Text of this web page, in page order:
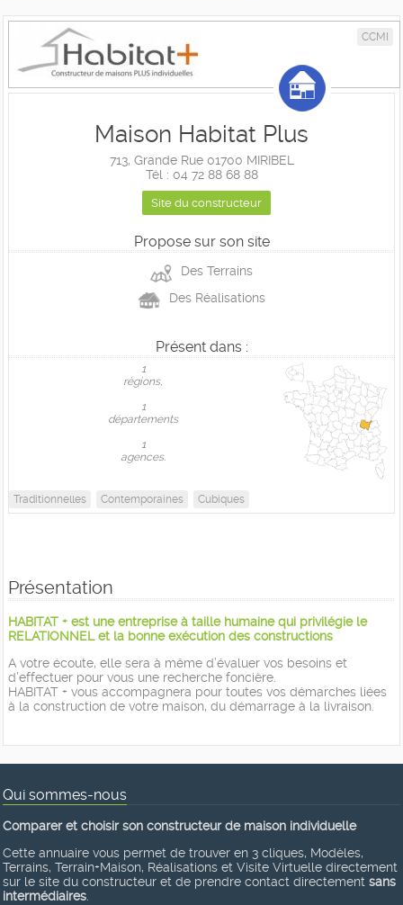
CCMI
Maison Habitat Plus
713, Grande Rue 01700 MIRIBEL
Tél : 04 72 88 68 88
Site du constructeur
Propose sur son site
Des Terrains
Des Réalisations
Présent dans :
1
règions,
1
départements
1
agences.
Traditionnelles Contemporaines Cubiques
Présentation
HABITAT + est une entreprise à taille humaine qui privilégie le
RELATIONNEL et la bonne exécution des constructions
A votre écoute, elle sera à même d’évaluer vos besoins et
d’effectuer pour vous une recherche foncière.
HABITAT + vous accompagnera pour toutes vos démarches liées
à la construction de votre maison, du démarrage à la livraison.
Qui sommes-nous
Comparer et choisir son constructeur de maison individuelle
Cette annuaire vous permet de trouver en 3 cliques, Modèles,
Terrains, Terrain+Maison, Réalisations et Visite Virtuelle directement
sur le site du constructeur et de prendre contact directement sans
intermédiaires.